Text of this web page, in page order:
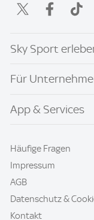
Sky Sport
Für
App & Services
Häufige Fragen
Impressum
AGB
Datenschutz &
Kontakt